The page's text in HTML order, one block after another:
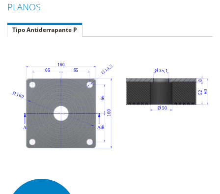
PLANOS
Tipo Antiderrapante P